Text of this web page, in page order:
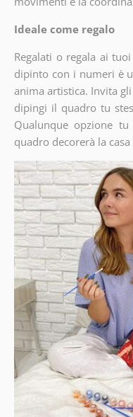
Ideale come regalo
Regalati o regala ai
dipinto con i numeri è
anima artistica. Invita
dipingi il quadro tu
Qualunque opzione
quadro decorerà la